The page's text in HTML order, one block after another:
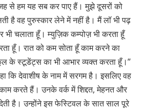
से हम यह सब कर पाए हैं। मुझे दूसरों को
है वह पुरुस्कार लेने में नहीं है। मैं लॉ भी पढ़
चलाता हूँ। म्युज़िक कम्पोज़ भी करता हूँ
हूँ। रात को कम सोता हूँ काम करने का
के स्टूडेंट्स का भी आभार व्यक्त करता हूँ।”
कि देवाशीष के नाम में सरगम है। इसलिए वह
करते हैं। उनके वर्क में शिद्दत, मेहनत और
है। उन्होंने इस फेस्टिवल के सात साल पूरे